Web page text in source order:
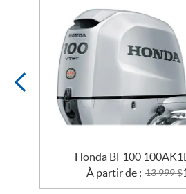
Honda BF100
À partir de : 13 999$